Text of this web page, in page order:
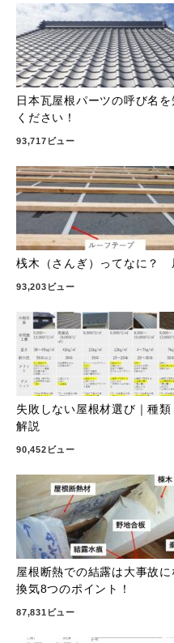
日本瓦屋根パーツの呼び名
ください！
93,717ビュー
桟木（さんぎ）ってなに？
93,203ビュー
失敗しない屋根材選び｜種
解説
90,452ビュー
屋根断熱での結露は大事故
換気8つのポイント！
87,831ビュー